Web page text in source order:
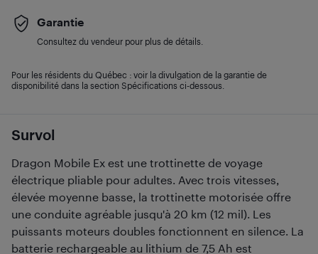
Survol
Dragon Mobile Ex est une trottinette de voyage
électrique pliable pour adultes. Avec trois vitesses,
élevée moyenne basse, la trottinette motorisée offre
une conduite agréable jusqu'à 20 km (12 mil). Les
puissants moteurs doubles fonctionnent en silence. La
batterie rechargeable au lithium de 7,5 Ah est
Garantie
Consultez du vendeur pour plus de détails.
Pour les résidents du Québec : voir la divulgation de la garantie de
disponibilité dans la section Spécifications ci-dessous.